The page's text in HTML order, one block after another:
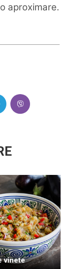
aproximare.
vinete